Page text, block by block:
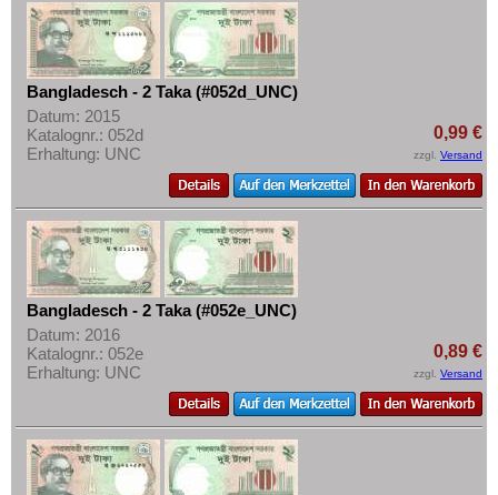
Mongolei
Myanmar
Nagorny Karabach
Nepal
Niederländisch Indien
Oman
Pakistan
Philippinen
Portugiesisch Indien
Saudi Arabien
Singapur
Straits Settlements
Süd-Ossetien
Bangladesch - 2 Taka (#052d_UNC)
Datum: 2015
Katalognr.: 052d
Erhaltung: UNC
0,99 €
zzgl. Versand
Bangladesch - 2 Taka (#052e_UNC)
Datum: 2016
Katalognr.: 052e
Erhaltung: UNC
0,89 €
zzgl. Versand